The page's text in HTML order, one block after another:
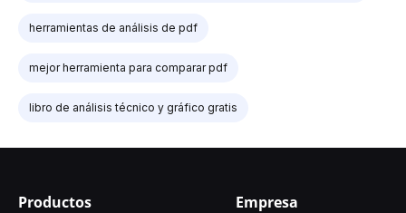
herramientas de análisis de pdf
mejor herramienta para comparar pdf
libro de análisis técnico y gráfico gratis
Productos Empresa